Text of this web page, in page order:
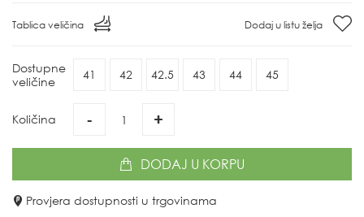
Tablica veličina Dodaj u listu želja
Dostupne
veličine
41 42 42.5 43 44 45
Količina - +
DODAJ U KORPU
Provjera dostupnosti u trgovinama